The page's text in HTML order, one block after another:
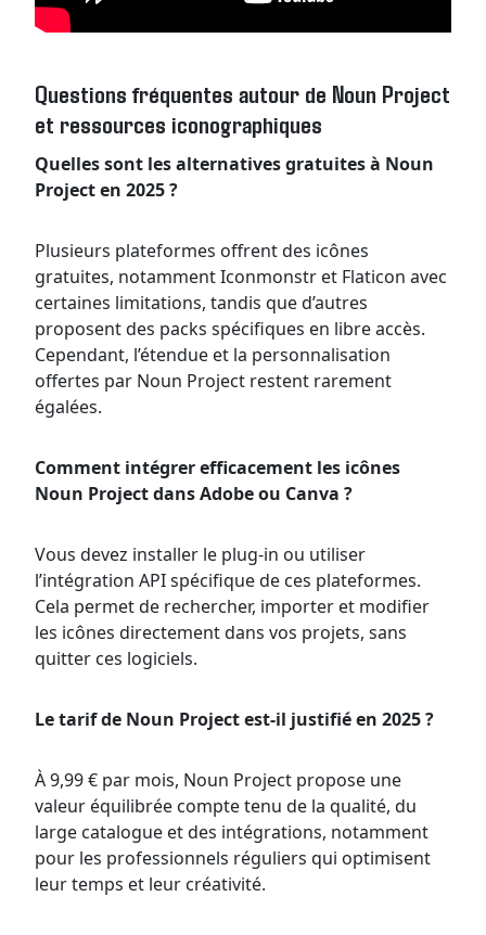
Questions fréquentes autour de Noun Project
et ressources iconographiques
Quelles sont les alternatives gratuites à Noun
Project en 2025 ?
Plusieurs plateformes offrent des icônes
gratuites, notamment Iconmonstr et Flaticon avec
certaines limitations, tandis que d’autres
proposent des packs spécifiques en libre accès.
Cependant, l’étendue et la personnalisation
offertes par Noun Project restent rarement
égalées.
Comment intégrer efficacement les icônes
Noun Project dans Adobe ou Canva ?
Vous devez installer le plug-in ou utiliser
l’intégration API spécifique de ces plateformes.
Cela permet de rechercher, importer et modifier
les icônes directement dans vos projets, sans
quitter ces logiciels.
Le tarif de Noun Project est-il justifié en 2025 ?
À 9,99 € par mois, Noun Project propose une
valeur équilibrée compte tenu de la qualité, du
large catalogue et des intégrations, notamment
pour les professionnels réguliers qui optimisent
leur temps et leur créativité.